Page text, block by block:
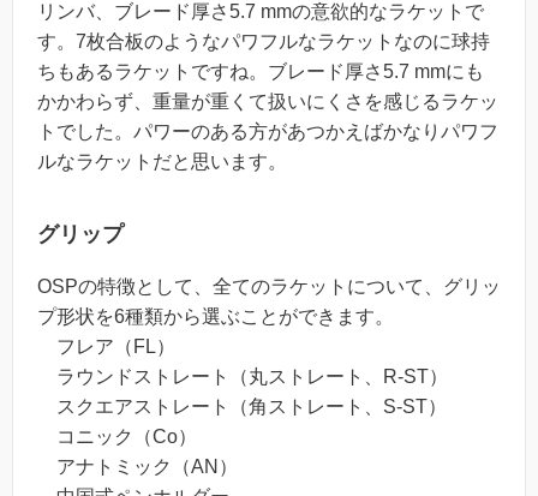
リンバ、ブレード厚さ5.7 mmの意欲的なラケットで
す。7枚合板のようなパワフルなラケットなのに球持
ちもあるラケットですね。ブレード厚さ5.7 mmにも
かかわらず、重量が重くて扱いにくさを感じるラケッ
トでした。パワーのある方があつかえばかなりパワフ
ルなラケットだと思います。
グリップ
OSPの特徴として、全てのラケットについて、グリッ
プ形状を6種類から選ぶことができます。
フレア（FL）
ラウンドストレート（丸ストレート、R-ST）
スクエアストレート（角ストレート、S-ST）
コニック（Co）
アナトミック（AN）